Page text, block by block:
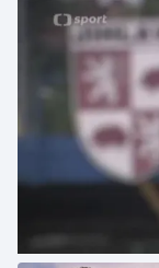
Golf
Gymnastika
Házená
Jezdectví